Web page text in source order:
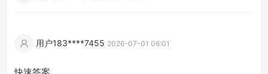
用户183****7455 2026-07-01 06:01